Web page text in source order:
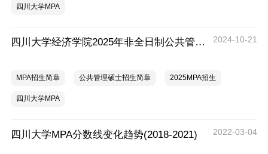
四川大学MPA
四川大学经济学院2025年非全日制公共管理硕士（MPA）招生简章 2024-10-21
MPA招生简章 公共管理硕士招生简章 2025MPA招生
四川大学MPA
四川大学MPA分数线变化趋势(2018-2021) 2022-03-04